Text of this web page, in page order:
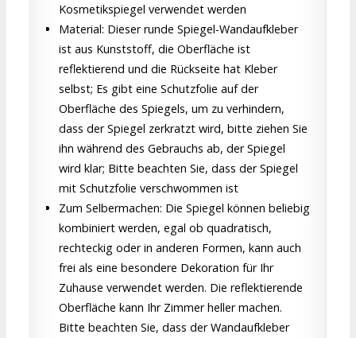
Kosmetikspiegel verwendet werden
Material: Dieser runde Spiegel-Wandaufkleber
ist aus Kunststoff, die Oberfläche ist
reflektierend und die Rückseite hat Kleber
selbst; Es gibt eine Schutzfolie auf der
Oberfläche des Spiegels, um zu verhindern,
dass der Spiegel zerkratzt wird, bitte ziehen Sie
ihn während des Gebrauchs ab, der Spiegel
wird klar; Bitte beachten Sie, dass der Spiegel
mit Schutzfolie verschwommen ist
Zum Selbermachen: Die Spiegel können beliebig
kombiniert werden, egal ob quadratisch,
rechteckig oder in anderen Formen, kann auch
frei als eine besondere Dekoration für Ihr
Zuhause verwendet werden. Die reflektierende
Oberfläche kann Ihr Zimmer heller machen.
Bitte beachten Sie, dass der Wandaufkleber